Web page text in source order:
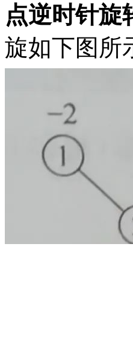
点逆时针旋
旋如下图所